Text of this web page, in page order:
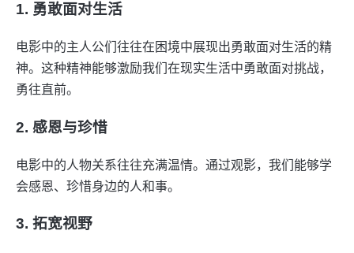
1. 勇敢面对生活
电影中的主人公们往往在困境中展现出勇敢面对生活的精
神。这种精神能够激励我们在现实生活中勇敢面对挑战，
勇往直前。
2. 感恩与珍惜
电影中的人物关系往往充满温情。通过观影，我们能够学
会感恩、珍惜身边的人和事。
3. 拓宽视野